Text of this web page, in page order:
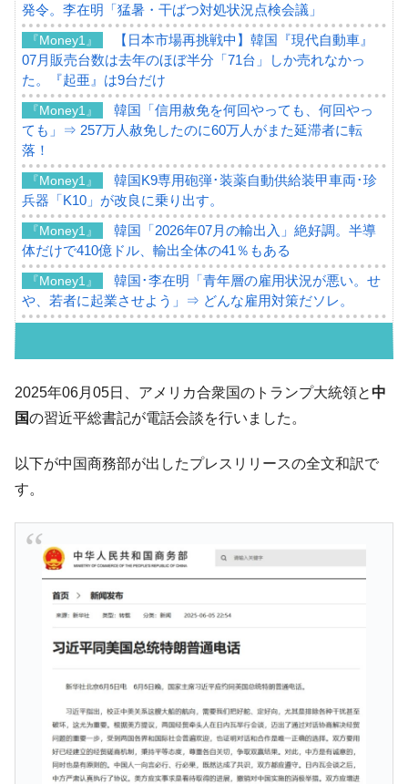
発令。李在明「猛暑・干ばつ対処状況点検会議」
『Money1』
【日本市場再挑戦中】韓国『現代自動車』
07月販売台数は去年のほぼ半分「71台」しか売れなかっ
た。『起亜』は9台だけ
『Money1』
韓国「信用赦免を何回やっても、何回やっ
ても」⇒ 257万人赦免したのに60万人がまた延滞者に転
落！
『Money1』
韓国K9専用砲弾･装薬自動供給装甲車両･珍
兵器「K10」が改良に乗り出す。
『Money1』
韓国「2026年07月の輸出入」絶好調。半導
体だけで410億ドル、輸出全体の41％もある
『Money1』
韓国･李在明「青年層の雇用状況が悪い。せ
や、若者に起業させよう」⇒ どんな雇用対策だソレ。
韓国「ここは北朝鮮なのか。選管がサーバ
ーにウソのデータを入力したのは明白だ」
『Money1』
『Money1』
す」⇒「金を経由するドル入手」手段ではないのか？
『Money1』
韓国･外為取引量「1日当たり1,214.4億ド
ル」まで拡大 ⇒ 海外資金の動きに強く左右される状態
い「50.5％」に上昇
『Money1』
韓国大統領府ボンクラ政策室長が告発され
『Money1』
韓国･警察職員が「丸刈りになって抗議活
2025年06月05日、アメリカ合衆国のトランプ大統領と中
国の習近平総書記が電話会談を行いました。
以下が中国商務部が出したプレスリリースの全文和訳で
す。